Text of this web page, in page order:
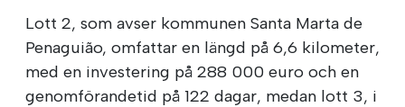
Lott 2, som avser kommunen Santa Marta de
Penaguião, omfattar en längd på 6,6 kilometer,
med en investering på 288 000 euro och en
genomförandetid på 122 dagar, medan lott 3, i